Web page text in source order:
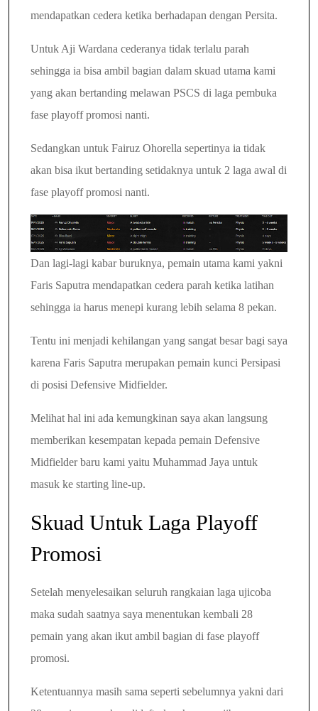
mendapatkan cedera ketika berhadapan dengan Persita.
Untuk Aji Wardana cederanya tidak terlalu parah
sehingga ia bisa ambil bagian dalam skuad utama kami
yang akan bertanding melawan PSCS di laga pembuka
fase playoff promosi nanti.
Sedangkan untuk Fairuz Ohorella sepertinya ia tidak
akan bisa ikut bertanding setidaknya untuk 2 laga awal di
fase playoff promosi nanti.
Dan lagi-lagi kabar buruknya, pemain utama kami yakni
Faris Saputra mendapatkan cedera parah ketika latihan
sehingga ia harus menepi kurang lebih selama 8 pekan.
Tentu ini menjadi kehilangan yang sangat besar bagi saya
karena Faris Saputra merupakan pemain kunci Persipasi
di posisi Defensive Midfielder.
Melihat hal ini ada kemungkinan saya akan langsung
memberikan kesempatan kepada pemain Defensive
Midfielder baru kami yaitu Muhammad Jaya untuk
masuk ke starting line-up.
Skuad Untuk Laga Playoff
Promosi
Setelah menyelesaikan seluruh rangkaian laga ujicoba
maka sudah saatnya saya menentukan kembali 28
pemain yang akan ikut ambil bagian di fase playoff
promosi.
Ketentuannya masih sama seperti sebelumnya yakni dari